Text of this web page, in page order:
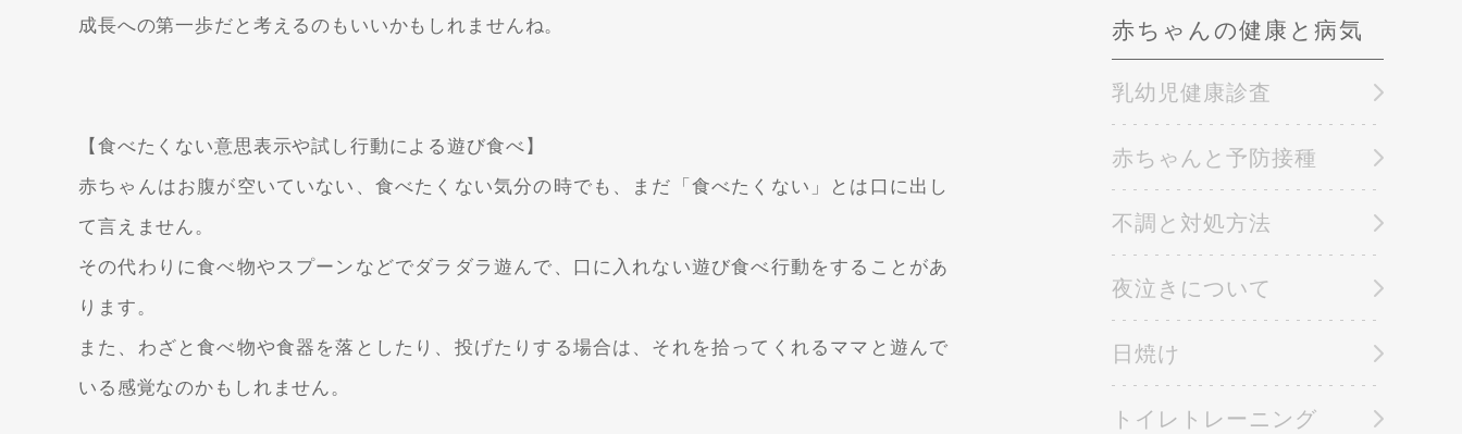
成長への第一歩だと考えるのもいいかもしれませんね。
【食べたくない意思表示や試し行動による遊び食べ】
赤ちゃんはお腹が空いていない、食べたくない気分の時でも、まだ「食べたくない」とは口に出し
て言えません。
その代わりに食べ物やスプーンなどでダラダラ遊んで、口に入れない遊び食べ行動をすることがあ
ります。
また、わざと食べ物や食器を落としたり、投げたりする場合は、それを拾ってくれるママと遊んで
いる感覚なのかもしれません。
赤ちゃんの健康と病気
乳幼児健康診査
赤ちゃんと予防接種
不調と対処方法
夜泣きについて
日焼け
トイレトレーニング